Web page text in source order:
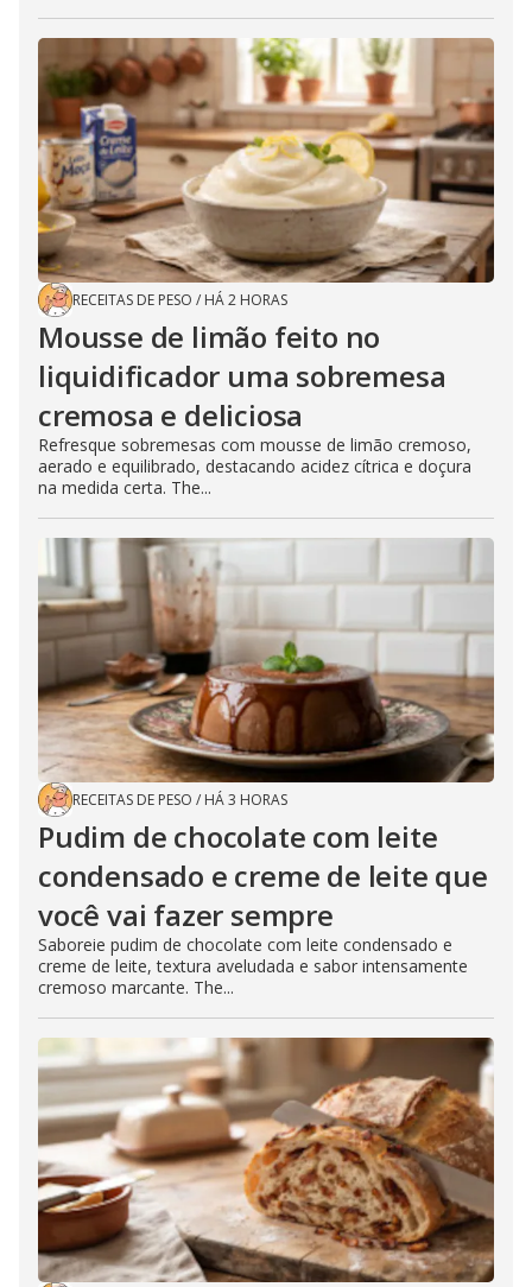
RECEITAS DE PESO / HÁ 2 HORAS
Mousse de limão feito no
liquidificador uma sobremesa
cremosa e deliciosa
Refresque sobremesas com mousse de limão cremoso,
aerado e equilibrado, destacando acidez cítrica e doçura
na medida certa. The...
RECEITAS DE PESO / HÁ 3 HORAS
Pudim de chocolate com leite
condensado e creme de leite que
você vai fazer sempre
Saboreie pudim de chocolate com leite condensado e
creme de leite, textura aveludada e sabor intensamente
cremoso marcante. The...